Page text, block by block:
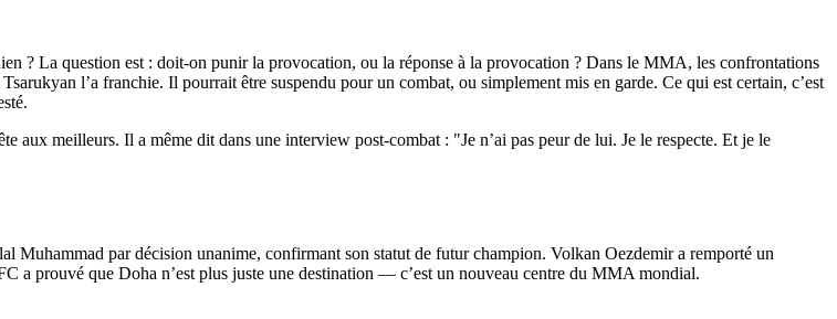
? La question est : doit-on punir la provocation, ou la réponse à la provocation ? Dans le MMA, les confrontations
l’a franchie. Il pourrait être suspendu pour un combat, ou simplement mis en garde. Ce qui est certain, c’est
aux meilleurs. Il a même dit dans une interview post-combat : "Je n’ai pas peur de lui. Je le respecte. Et je le
Muhammad par décision unanime, confirmant son statut de futur champion. Volkan Oezdemira remporté un
a prouvé que Doha n’est plus juste une destination — c’est un nouveau centre du MMA mondial.